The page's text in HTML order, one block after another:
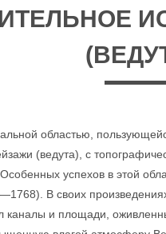
областью,
(ведута), с
успехов в этой
В своих
каналы и площади,